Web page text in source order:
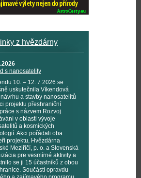
z hvězdárny
s nanosatelity
10. – 12. 7 2026 se
uskutečnila Víkendová
a stavby nanosatelitů
projektu přeshraniční
s názvem Rozvoj
v oblasti vývoje
a kosmických
Akci pořádali oba
projektu, Hvězdárna
Meziříčí, p. o. a Slovenská
pre vesmírné aktivity a
se ji 15 účastníků z obou
Součástí opravdu